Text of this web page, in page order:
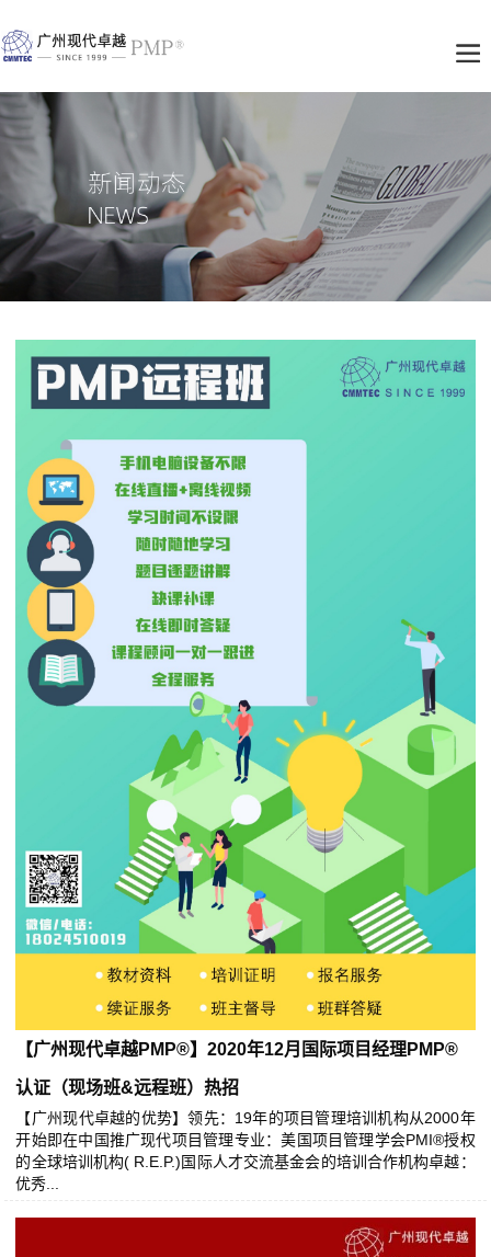
【广州现代卓越PMP®】2020年12月国际项目经理PMP®
认证（现场班&远程班）热招
【广州现代卓越的优势】领先：19年的项目管理培训机构从2000年
开始即在中国推广现代项目管理专业：美国项目管理学会PMI®授权
的全球培训机构( R.E.P.)国际人才交流基金会的培训合作机构卓越：
优秀...